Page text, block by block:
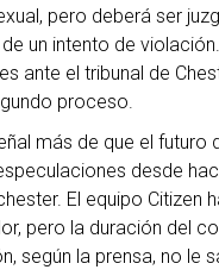
pero deberá ser
un intento de
ante el tribunal de
proceso.
más de que el futuro
desde
El equipo Citizen
pero la duración del
según la prensa, no le